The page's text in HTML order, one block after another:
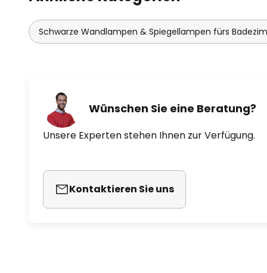
Schwarze Wandlampen & Spiegellampen fürs
Wünschen Sie eine Beratung?
Unsere Experten stehen Ihnen zur Verfügung.
Kontaktieren Sie uns